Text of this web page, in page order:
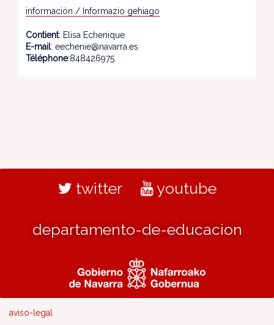
información / Informazio gehiago
Contient: Elisa Echenique
E-mail: eechenie@navarra.es
Téléphone:848426975
twitter youtube
departamento-de-educacion
aviso-legal